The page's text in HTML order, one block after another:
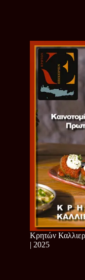
Κρητών
| 2025